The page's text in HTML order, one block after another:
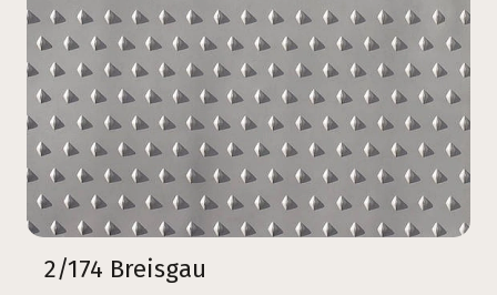
2/174 Breisgau